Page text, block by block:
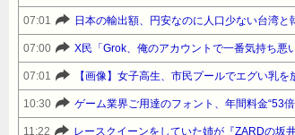
07:01 日本の輸出額、円安なのに人口少ない台湾
07:00 X民「Grok、俺のアカウントで一番気持ち
07:01 【画像】女子高生、市民プールでエグい乳
10:30 ゲーム業界ご用達のフォント、年間料金“53
11:22 レースクイーンをしていた姉が『ZARDの坂